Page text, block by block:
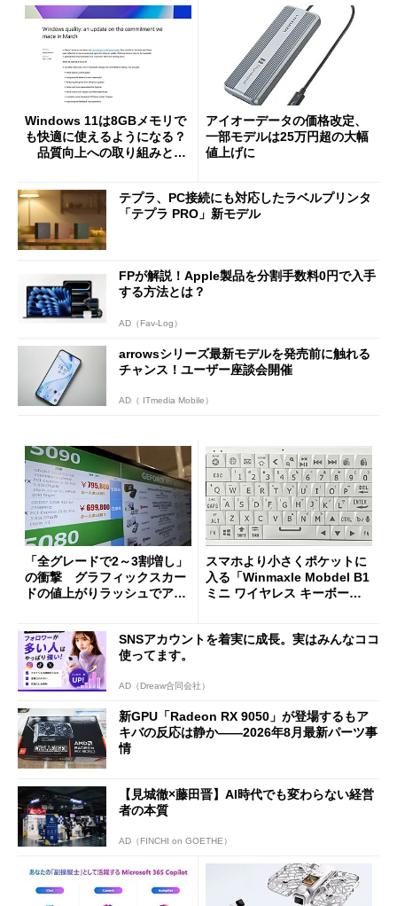
Windows 11は8GBメモリで
も快適に使えるようになる？
品質向上への取り組みと
アイオーデータの価格改定、
一部モデルは25万円超の大幅
値上げに
テプラ、PC接続にも対応したラベルプリンタ
「テプラ PRO」新モデル
FPが解説！Apple製品を分割手数料0円で入手
する方法とは？
AD（Fav-Log）
arrowsシリーズ最新モデルを発売前に触れる
チャンス！ユーザー座談会開催
AD（ ITmedia Mobile）
「全グレードで2～3割増し」
の衝撃 グラフィックスカー
ドの値上がりラッシュでアキ
スマホより小さくポケットに
入る「Winmaxle Mobdel B1
ミニ ワイヤレス キーボー
SNSアカウントを着実に成長。実はみんなココ
使ってます。
AD（Dreaw合同会社）
新GPU「Radeon RX 9050」が登場するもア
キバの反応は静か――2026年8月最新パーツ事
情
【見城徹×藤田晋】AI時代でも変わらない経営
者の本質
AD（FINCHI on GOETHE）